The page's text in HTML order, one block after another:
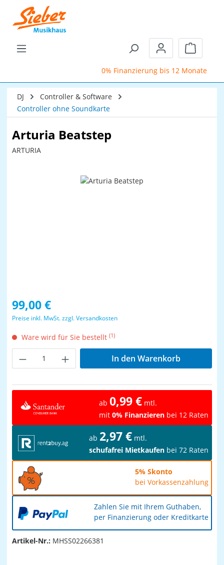
Zum Hauptinhalt springen
0% Finanzierung bis 12 Monate
DJ
Controller & Software
Controller ohne Soundkarte
Arturia Beatstep
ARTURIA
Bildergalerie überspringen
Regulärer Preis:
99,00 €
Preise inkl. MwSt. zzgl. Versandkosten
Ware wird für Sie bestellt (1)
Produkt Anzahl: Gib den gewünschten
In den Warenkorb
ab 0,99 € mtl.
mit 0% Finanzieren bei 12 Raten
ab 2,97 € mtl.
schufafrei Mietkaufen bei 72 Raten
5% Skonto
bei Vorkassenzahlung
Zahlen Sie mit Ihrem Guthaben,
per Finanzierung oder Kreditkarte
Artikel-Nr.: MHSS02266381